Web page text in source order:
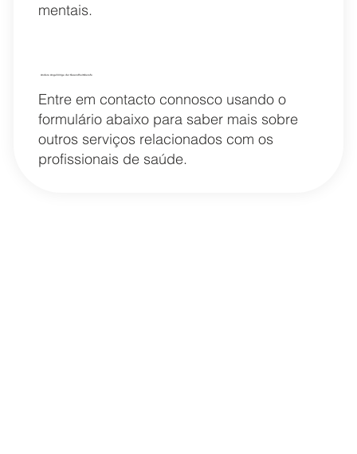
mentais.
Andere Angehörige der Gesundheitsberufe
Entre em contacto connosco usando o
formulário abaixo para saber mais sobre
outros serviços relacionados com os
profissionais de saúde.